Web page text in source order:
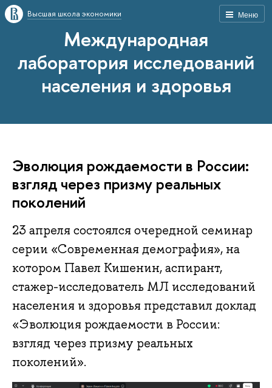
Меню
Высшая школа экономики
Международная
лаборатория исследований
населения и здоровья
Эволюция рождаемости в России:
взгляд через призму реальных
поколений
23 апреля состоялся очередной семинар
серии «Современная демография», на
котором Павел Кишенин, аспирант,
стажер-исследователь МЛ исследований
населения и здоровья представил доклад
«Эволюция рождаемости в России:
взгляд через призму реальных
поколений».